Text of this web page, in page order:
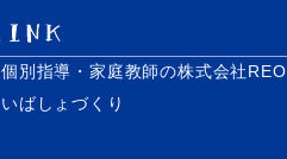
個別指導・家庭教師の株式会社REO
いばしょづくり